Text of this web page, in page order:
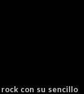
con su sencillo